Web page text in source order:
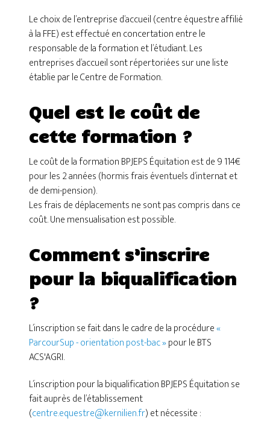
Le choix de l’entreprise d’accueil (centre équestre affilié
à la FFE) est effectué en concertation entre le
responsable de la formation et l’étudiant. Les
entreprises d’accueil sont répertoriées sur une liste
établie par le Centre de Formation.
Quel est le coût de
cette formation ?
Le coût de la formation BPJEPS Équitation est de 9 114€
pour les 2 années (hormis frais éventuels d’internat et
de demi-pension).
Les frais de déplacements ne sont pas compris dans ce
coût. Une mensualisation est possible.
Comment s’inscrire
pour la biqualification
?
L’inscription se fait dans le cadre de la procédure«
ParcourSup - orientation post-bac »pour le BTS
ACS'AGRI.
L’inscription pour la biqualification BPJEPS Équitation se
fait auprès de l’établissement
(centre.equestre@kernilien.fr) et nécessite :